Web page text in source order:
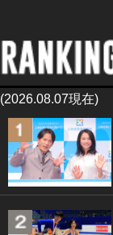
(2026.08.07現在)